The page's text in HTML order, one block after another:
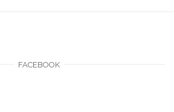
FACEBOOK